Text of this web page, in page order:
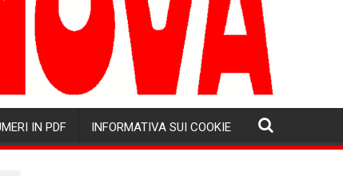
IN PDF INFORMATIVA SUI COOKIE